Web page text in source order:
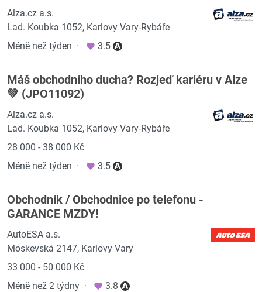
Alza.cz a.s.
Lad. Koubka 1052, Karlovy Vary-Rybáře
Méně než týden · 3.5
Máš obchodního ducha? Rozjeď kariéru v Alze
💚 (JPO11092)
Alza.cz a.s.
Lad. Koubka 1052, Karlovy Vary-Rybáře
28 000 - 38 000 Kč
Méně než týden · 3.5
Obchodník / Obchodnice po telefonu -
GARANCE MZDY!
AutoESA a.s.
Moskevská 2147, Karlovy Vary
33 000 - 50 000 Kč
Méně než 2 týdny · 3.8